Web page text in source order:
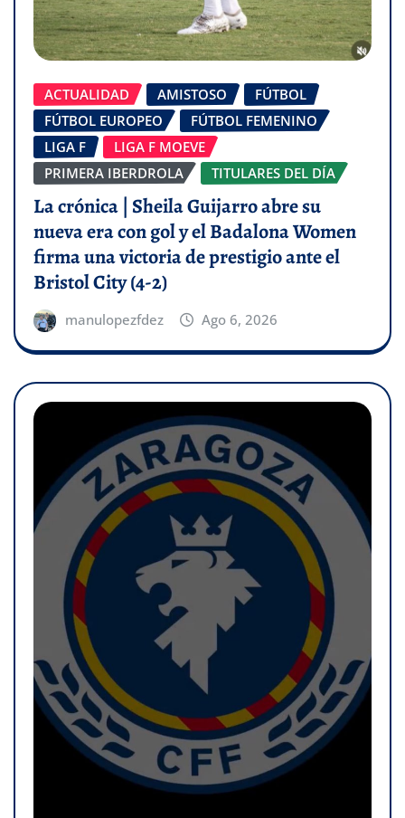
ACTUALIDAD AMISTOSO
FÚTBOL
FÚTBOL EUROPEO
FÚTBOL FEMENINO
LIGA F
LIGA F MOEVE
PRIMERA IBERDROLA
TITULARES DEL DÍA
La crónica | Sheila Guijarro abre su
nueva era con gol y el Badalona Women
firma una victoria de prestigio ante el
Bristol City (4-2)
manulopezfdez Ago 6, 2026